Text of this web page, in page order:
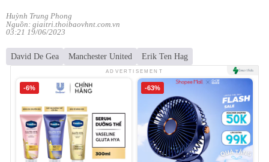
Huỳnh Trung Phong
Nguồn: giaitri.thoibaovhnt.com.vn
03:21 19/06/2023
David De Gea Manchester United Erik Ten Hag
ADVERTISEMENT
-6% -63%